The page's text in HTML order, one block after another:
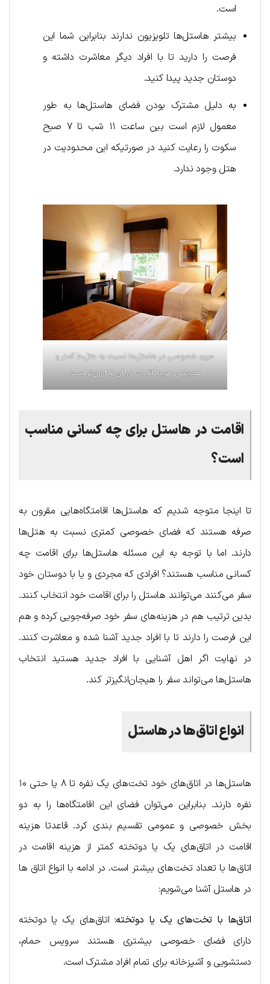
است.
بیشتر هاستل‌ها تلویزیون ندارند بنابراین شما این
فرصت را دارید تا با افراد دیگر معاشرت داشته و
دوستان جدید پیدا کنید.
به دلیل مشترک بودن فضای هاستل‌ها به طور
معمول لازم است بین ساعت ۱۱ شب تا ۷ صبح
سکوت را رعایت کنید در صورتیکه این محدودیت در
هتل وجود ندارد.
حریم خصوصی در هاستل‌ها نسبت به هتل‌ها کمتر و
همچنین هزینه اقامت در آن‌ها ارزان‌تر است
اقامت در ها‌ستل برای چه کسانی مناسب
است؟
تا اینجا متوجه شدیم که هاستل‌ها اقامتگاه‌هایی مقرون به
صرفه هستند که فضای خصوصی کمتری نسبت به هتل‌ها
دارند. اما با توجه به این مسئله هاستل‌ها برای اقامت چه
کسانی مناسب هستند؟ افرادی که مجردی و یا با دوستان خود
سفر می‌کنند می‌توانند هاستل را برای اقامت خود انتخاب کنند.
بدین ترتیب هم در هزینه‌های سفر خود صرفه‌جویی کرده و هم
این فرصت را دارند تا با افراد جدید آشنا شده و معاشرت کنند.
در نهایت اگر اهل آشنایی با افراد جدید هستید انتخاب
هاستل‌ها می‌تواند سفر را هیجان‌انگیزتر کند.
انواع اتاق‌ها در هاستل
هاستل‌ها در اتاق‌های خود تخت‌های یک نفره تا ۸ یا حتی ۱۰
نفره دارند. بنابراین می‌توان فضای این اقامتگاه‌ها را به دو
بخش خصوصی و عمومی تقسیم بندی کرد. قاعدتا هزینه
اقامت در اتاق‌های یک یا دوتخته کمتر از هزینه اقامت در
اتاق‌ها با تعداد تخت‌های بیشتر است. در ادامه با انواع اتاق ها
در هاستل آشنا می‌شویم:
اتاق‌ها با تخت‌های یک یا دوتخته: اتاق‌های یک یا دوتخته
دارای فضای خصوصی بیشتری هستند سرویس حمام،
دستشویی و آشپزخانه برای تمام افراد مشترک است.